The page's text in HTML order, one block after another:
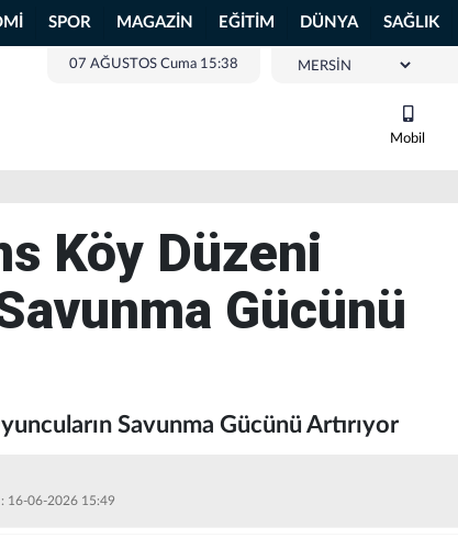
SPOR MAGAZİN EĞİTİM DÜNYA SAĞLIK
07 AĞUSTOS Cuma 15:38
Mobil
Köy Düzeni
Gücünü
Savunma Gücünü Artırıyor
16-06-2026 15:49